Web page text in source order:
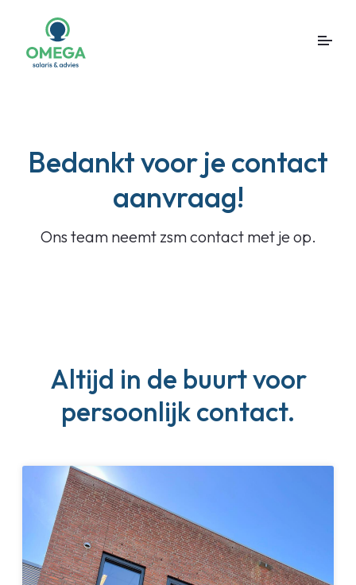
Bedankt voor je contact
aanvraag!
Ons team neemt zsm contact met je op.
Altijd in de buurt voor
persoonlijk contact.